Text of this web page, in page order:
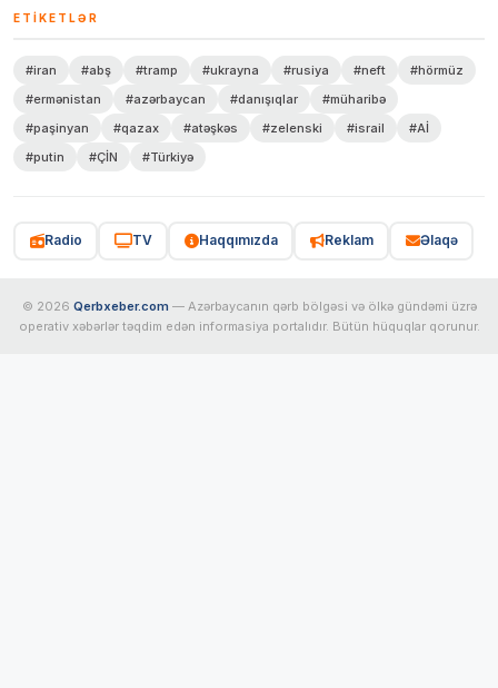
ETIKETLƏR
#iran #abş #tramp #ukrayna #rusiya #neft
#hörmüz
#ermənistan
#azərbaycan #danışıqlar
#müharibə
#paşinyan
#qazax #atəşkəs #zelenski #israil
#Aİ
#putin
#ÇİN #Türkiyə
Radio TV Haqqımızda Reklam Əlaqə
© 2026 Qerbxeber.com — Azərbaycanın qərb bölgəsi və ölkə gündəmi üzrə
operativ xəbərlər təqdim edən informasiya portalıdır. Bütün hüquqlar qorunur.